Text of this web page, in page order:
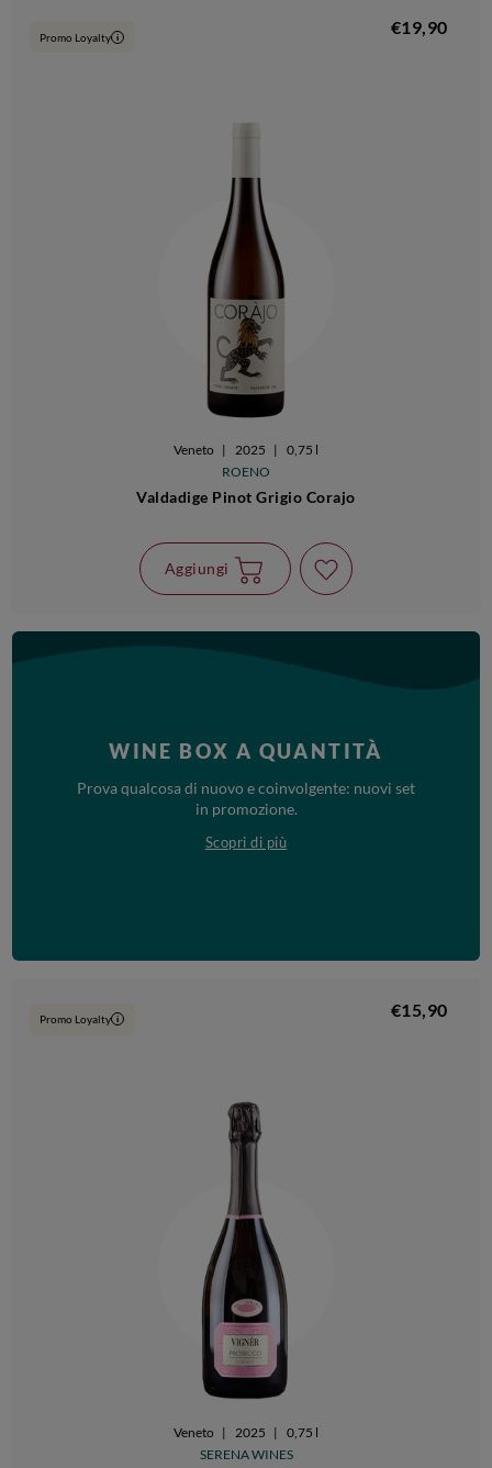
Promo Loyalty i €19,90
Veneto | 2025 |
0,75 l
ROENO
Valdadige Pinot Grigio Corajo
Aggiungi
WINE BOX A QUANTITÀ
Prova qualcosa di nuovo e coinvolgente: nuovi set
in promozione.
Scopri di più
Promo Loyalty i €15,90
Veneto | 2025 |
0,75 l
SERENA WINES